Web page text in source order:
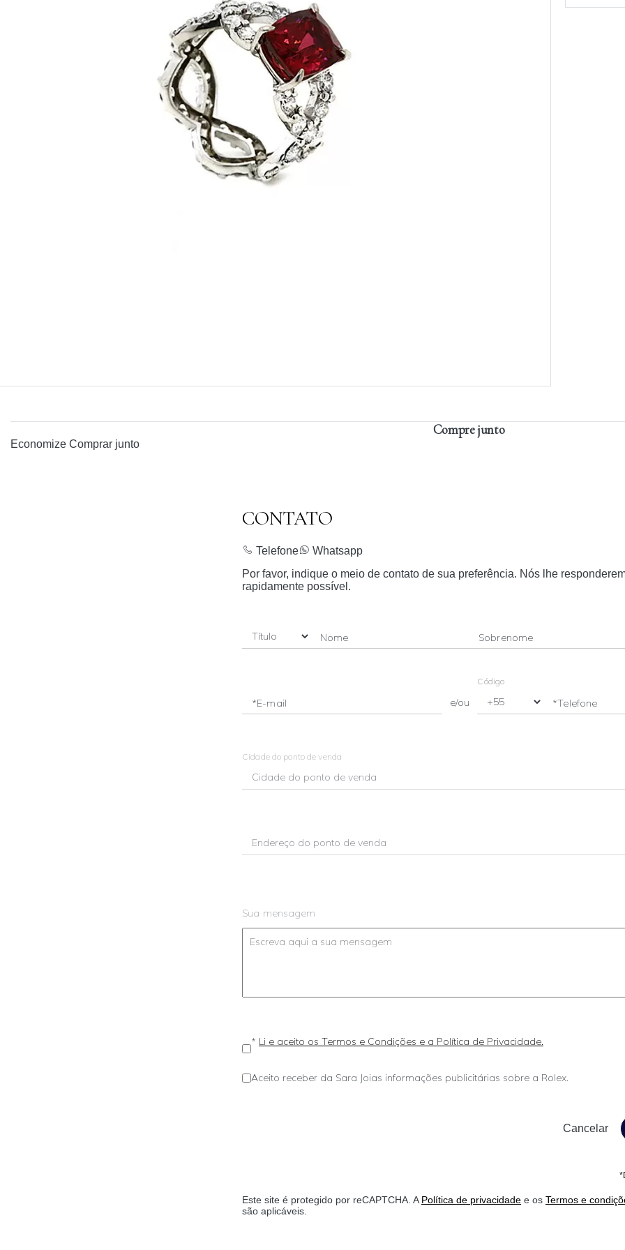
Compre junto
Economize Comprar junto
CONTATO
Telefone
Whatsapp
Por favor, indique o meio de contato de sua preferência. Nós lhe
rapidamente possível.
Nome Sobrenome
*E-mail e/ou
Código
*Telefone
Cidade do ponto de venda
Sua mensagem
* Li e aceito os Termos e Condições e a Política de Privacidade.
Aceito receber da Sara Joias informações publicitárias sobre a Rolex.
Este site é protegido por reCAPTCHA. A Política de privacidade e os Termos e
são aplicáveis.